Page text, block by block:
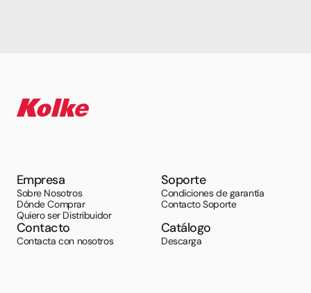
Empresa
Sobre Nosotros
Dónde Comprar
Quiero ser Distribuidor
Soporte
Condiciones de garantía
Contacto Soporte
Contacto
Contacta con nosotros
Catálogo
Descarga